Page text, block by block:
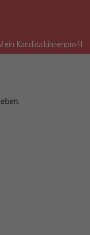
Kandidat:innenprofil